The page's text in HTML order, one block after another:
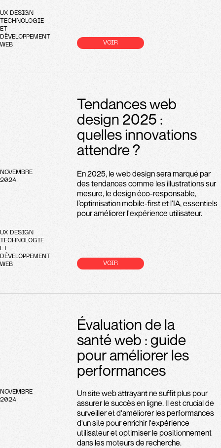
UX DESIGN
TECHNOLOGIE
ET
DÉVELOPPEMENT
WEB
VOIR
UX DESIGN
TECHNOLOGIE
ET
DÉVELOPPEMENT
WEB
Tendances web
design 2025 :
quelles innovations
attendre ?
En 2025, le web design sera marqué par
des tendances comme les illustrations sur
mesure, le design éco-responsable,
l’optimisation mobile-first et l'IA, essentiels
pour améliorer l'expérience utilisateur.
VOIR
NOVEMBRE
2024
Évaluation de la
santé web : guide
pour améliorer les
performances
Un site web attrayant ne suffit plus pour
assurer le succès en ligne. Il est crucial de
surveiller et d'améliorer les performances
d'un site pour enrichir l'expérience
utilisateur et optimiser le positionnement
dans les moteurs de recherche.
NOVEMBRE
2024